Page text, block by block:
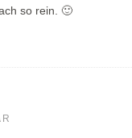
so rein. 🙂